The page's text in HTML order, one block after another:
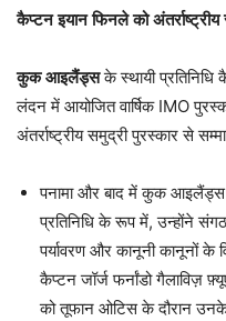
कैप्टन इयान फिनले को अंतर्राष्ट्रीय
कुक आइलैंड्सके स्थायी
लंदन में आयोजित वार्षिक IMO
अंतर्राष्ट्रीय समुद्री पुरस्कार से
पनामा और बाद में कुक आइलैंड्स
प्रतिनिधि के रूप में, उन्होंने
पर्यावरण और कानूनी कानूनों के
कैप्टन जॉर्ज फर्नांडो गैलाविज़
को तूफान ओटिस के दौरान उनके